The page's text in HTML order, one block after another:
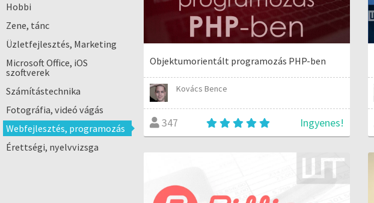
Hobbi
Zene, tánc
Üzletfejlesztés, Marketing
Microsoft Office, iOS
szoftverek
Számítástechnika
Fotográfia, videó vágás
Webfejlesztés, programozás
Érettségi, nyelvvizsga
Objektumorientált programozás PHP-ben
Kovács Bence
347 Ingyenes!